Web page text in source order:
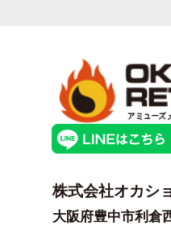
株式会社オカシ
大阪府豊中市利倉